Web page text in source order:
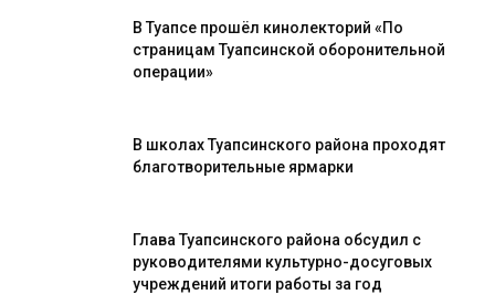
В Туапсе прошёл кинолекторий «По
страницам Туапсинской оборонительной
операции»
В школах Туапсинского района проходят
благотворительные ярмарки
Глава Туапсинского района обсудил с
руководителями культурно-досуговых
учреждений итоги работы за год